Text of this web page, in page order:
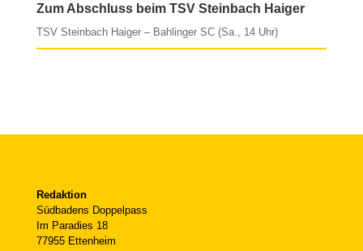
Zum Abschluss beim TSV Steinbach Haiger
TSV Steinbach Haiger – Bahlinger SC (Sa., 14 Uhr)
Redaktion
Südbadens Doppelpass
Im Paradies 18
77955 Ettenheim